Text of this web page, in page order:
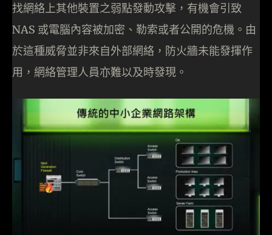
找網絡上其他裝置之弱點發動攻擊，有機會引致
NAS 或電腦內容被加密、勒索或者公開的危機。由
於這種威脅並非來自外部網絡，防火牆未能發揮作
用，網絡管理人員亦難以及時發現。